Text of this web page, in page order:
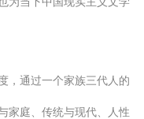
，通过一个家族三代人的
家庭、传统与现代、人性